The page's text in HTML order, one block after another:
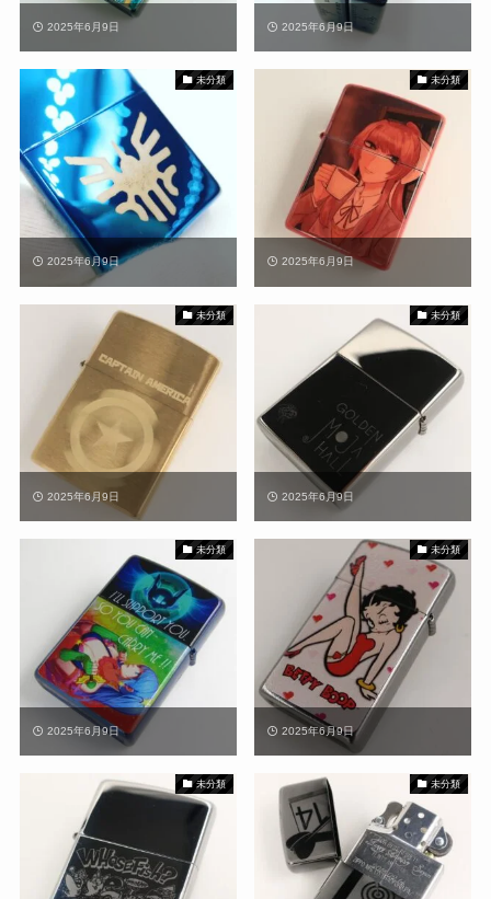
2025年6月9日 2025年6月9日
未分類
2025年6月9日
未分類
2025年6月9日
未分類
2025年6月9日
未分類
2025年6月9日
未分類
2025年6月9日
未分類
2025年6月9日
未分類 未分類